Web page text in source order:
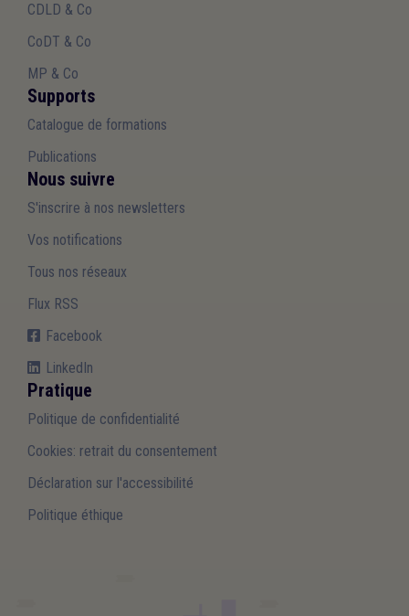
CDLD & Co
CoDT & Co
MP & Co
Supports
Catalogue de formations
Publications
Nous suivre
S'inscrire à nos newsletters
Vos notifications
Tous nos réseaux
Flux RSS
Facebook
LinkedIn
Pratique
Politique de confidentialité
Cookies: retrait du consentement
Déclaration sur l'accessibilité
Politique éthique